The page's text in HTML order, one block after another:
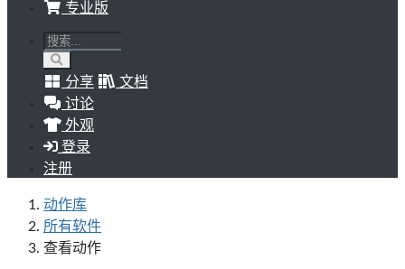
专业版
分享
文档
讨论
外观
登录
注册
动作库
所有软件
查看动作